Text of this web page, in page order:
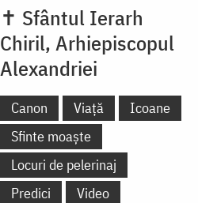
✝ Sfântul Ierarh
Chiril, Arhiepiscopul
Alexandriei
Canon Viață
Icoane
Sfinte moaște
Locuri de pelerinaj
Predici
Video